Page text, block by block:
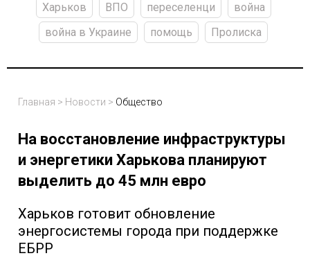
Харьков
ВПО переселенци
война
война в Украине
помощь Пролиска
Главная > Новости > Общество
На восстановление инфраструктуры
и энергетики Харькова планируют
выделить до 45 млн евро
Харьков готовит обновление
энергосистемы города при поддержке
ЕБРР